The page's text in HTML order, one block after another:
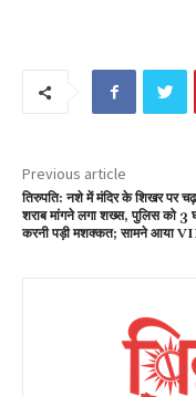
Previous article
तिरुपति: नशे में मंदिर के शिखर पर
शराब मांगने लगा शख्स, पुलिस को
करनी पड़ी मशक्कत; सामने आया